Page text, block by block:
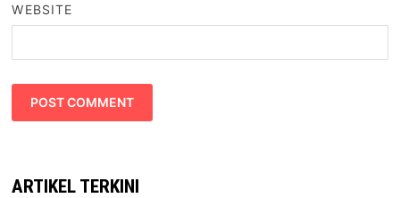
WEBSITE
ARTIKEL TERKINI